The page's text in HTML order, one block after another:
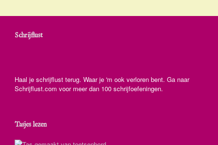
Schrijflust
Haal je schrijflust terug. Waar je 'm ook verloren bent. Ga naar
Schrijflust.com voor meer dan 100 schrijfoefeningen.
Tasjes lezen